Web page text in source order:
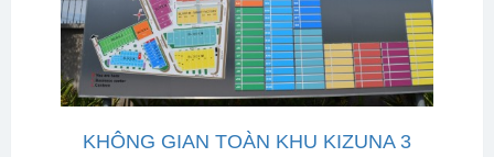
KHÔNG GIAN TOÀN KHU KIZUNA 3